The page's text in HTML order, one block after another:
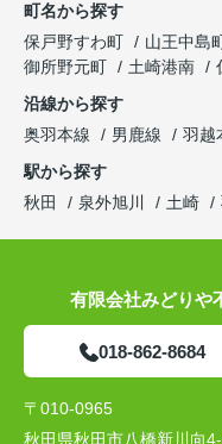
町名から探す
保戸野すわ町
山王中島
御所野元町
土崎港南
沿線から探す
奥羽本線
男鹿線 羽越
駅から探す
秋田
泉外旭川 土崎
有限会社みどり
018-862-8684
〒010-0965
秋田県秋田市八橋新川向